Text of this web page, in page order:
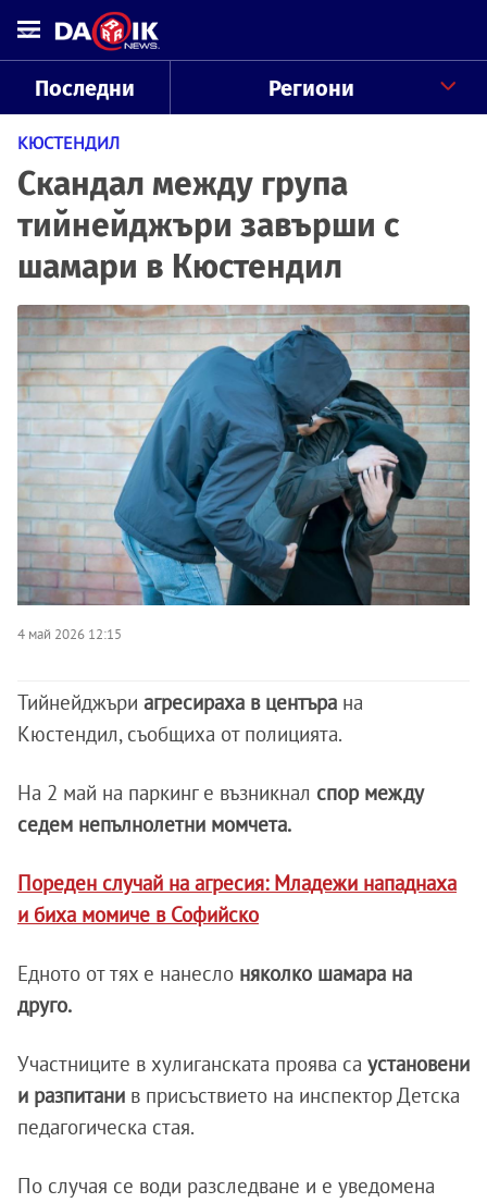
Последни Региони
КЮСТЕНДИЛ
Скандал между група
тийнейджъри завърши с
шамари в Кюстендил
4 май 2026 12:15
Тийнейджъри агресираха в центъра на
Кюстендил, съобщиха от полицията.
На 2 май на паркинг е възникнал спор между
седем непълнолетни момчета.
Пореден случай на агресия: Младежи нападнаха
и биха момиче в Софийско
Едното от тях е нанесло няколко шамара на
друго.
Участниците в хулиганската проява са установени
и разпитани в присъствието на инспектор Детска
педагогическа стая.
По случая се води разследване и е уведомена